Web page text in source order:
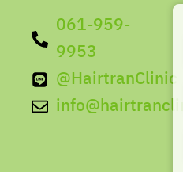
061-959-
9953
@HairtranClinic